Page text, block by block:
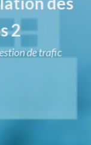
2
de trafic